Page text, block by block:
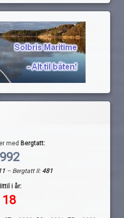
med Bergtatt:
992
– Bergtatt II:481
i år:
18